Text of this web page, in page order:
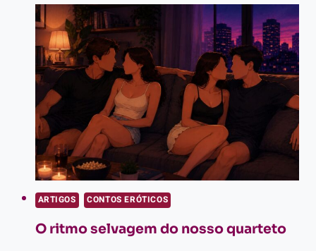
NOS
APPS
DE
RELACIONAMENTO:
DECIFRE
O
CÓDIGO
DA
SAFADEZA!
ARTIGOS CONTOS ERÓTICOS
O ritmo selvagem do nosso quarteto